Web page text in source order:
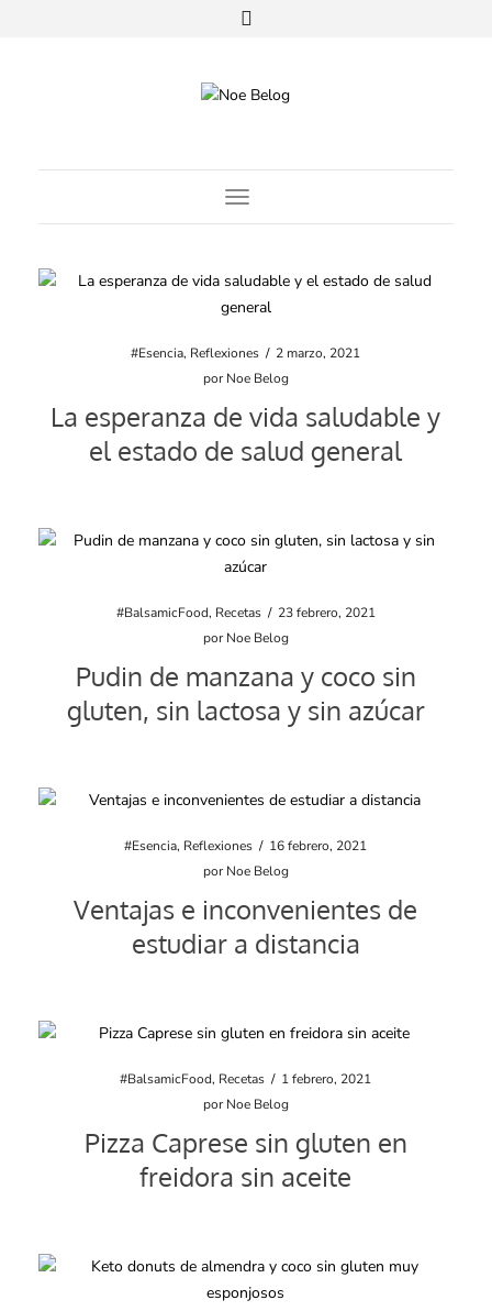
Toggle Navigation
#Esencia, Reflexiones / 2 marzo, 2021
porNoe Belog
La esperanza de vida saludable y
el estado de salud general
#BalsamicFood, Recetas / 23 febrero, 2021
porNoe Belog
Pudin de manzana y coco sin
gluten, sin lactosa y sin azúcar
#Esencia, Reflexiones / 16 febrero, 2021
porNoe Belog
Ventajas e inconvenientes de
estudiar a distancia
#BalsamicFood, Recetas / 1 febrero, 2021
porNoe Belog
Pizza Caprese sin gluten en
freidora sin aceite